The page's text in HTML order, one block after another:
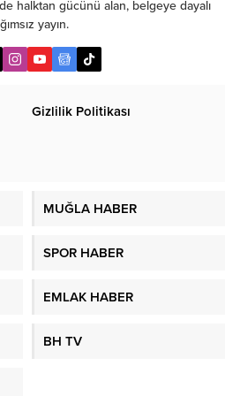
halktan gücünü alan, belgeye dayalı
yayın.
Gizlilik Politikası
MUĞLA HABER
SPOR HABER
EMLAK HABER
BH TV